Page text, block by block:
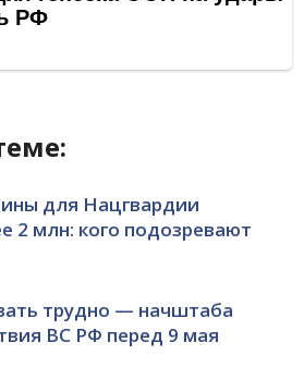
для Нацгвардии
2 млн: кого подозревают
трудно — начштаба
ВС РФ перед 9 мая